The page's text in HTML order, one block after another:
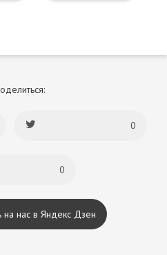
0
0
нас в Яндекс Дзен